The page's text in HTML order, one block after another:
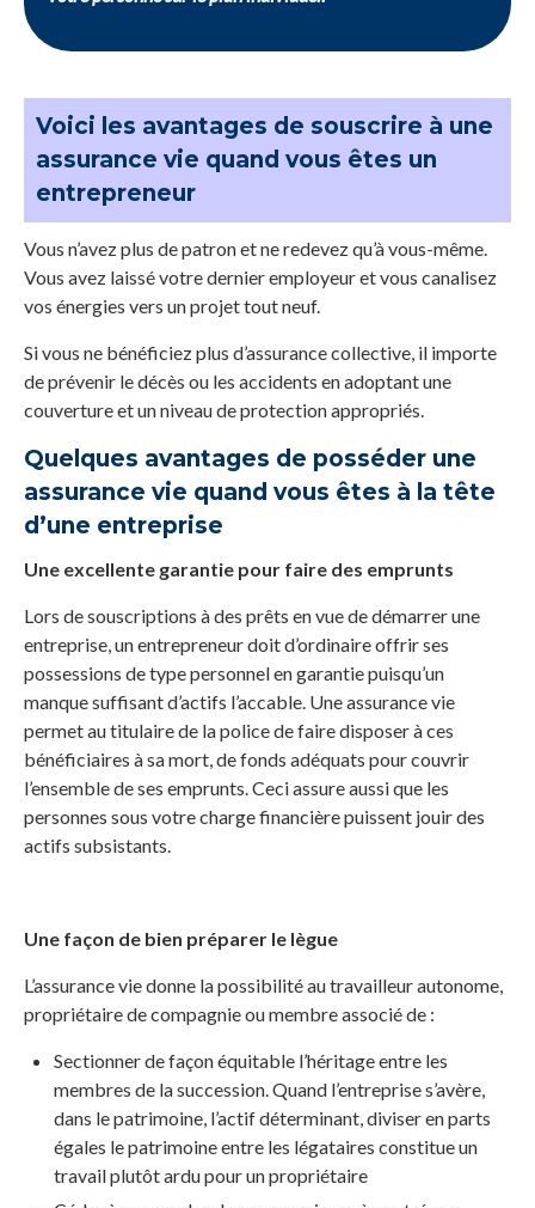
Voici les avantages de souscrire à une
assurance vie quand vous êtes un
entrepreneur
Vous n’avez plus de patron et ne redevez qu’à vous-même.
Vous avez laissé votre dernier employeur et vous canalisez
vos énergies vers un projet tout neuf.
Si vous ne bénéficiez plus d’assurance collective, il importe
de prévenir le décès ou les accidents en adoptant une
couverture et un niveau de protection appropriés.
Quelques avantages de posséder une
assurance vie quand vous êtes à la tête
d’une entreprise
Une excellente garantie pour faire des emprunts
Lors de souscriptions à des prêts en vue de démarrer une
entreprise, un entrepreneur doit d’ordinaire offrir ses
possessions de type personnel en garantie puisqu’un
manque suffisant d’actifs l’accable. Une assurance vie
permet au titulaire de la police de faire disposer à ces
bénéficiaires à sa mort, de fonds adéquats pour couvrir
l’ensemble de ses emprunts. Ceci assure aussi que les
personnes sous votre charge financière puissent jouir des
actifs subsistants.
Une façon de bien préparer le lègue
L’assurance vie donne la possibilité au travailleur autonome,
propriétaire de compagnie ou membre associé de :
Sectionner de façon équitable l’héritage entre les
membres de la succession. Quand l’entreprise s’avère,
dans le patrimoine, l’actif déterminant, diviser en parts
égales le patrimoine entre les légataires constitue un
travail plutôt ardu pour un propriétaire